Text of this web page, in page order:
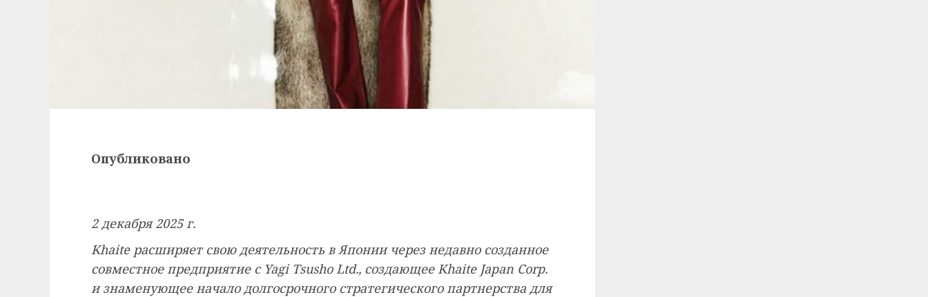
Опубликовано
2 декабря 2025 г.
Khaite расширяет свою деятельность в Японии через недавно созданное
совместное предприятие с Yagi Tsusho Ltd., создающее Khaite Japan Corp.
и знаменующее начало долгосрочного стратегического партнерства для